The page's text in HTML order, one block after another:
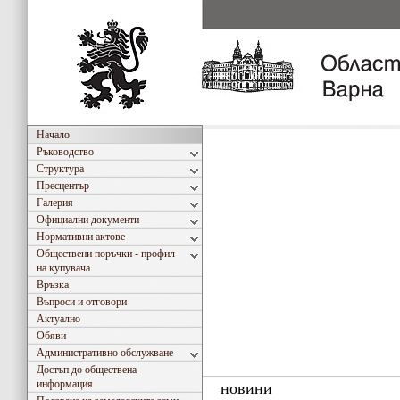
Начало
Ръководство
Структура
Пресцентър
Галерия
Официални документи
Нормативни актове
Обществени поръчки - профил
на купувача
Връзка
Въпроси и отговори
Актуално
Обяви
Административно обслужване
Достъп до обществена
информация
новини